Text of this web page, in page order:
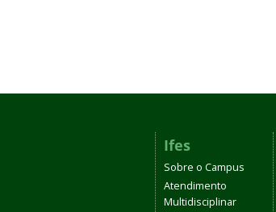
Ifes
Sobre o Campus
Atendimento
Multidisciplinar